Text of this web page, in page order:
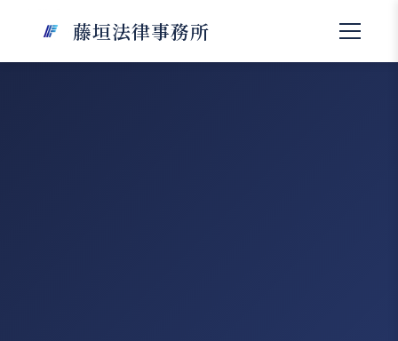
藤垣法律事務所